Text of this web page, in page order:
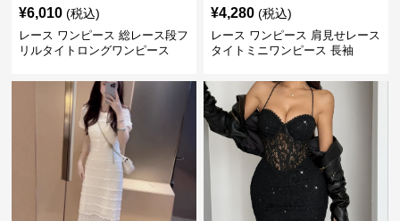
¥6,010 (税込)
レース ワンピース 総レース段フ
リルタイトロングワンピース
¥4,280 (税込)
レース ワンピース 肩見せレース
タイトミニワンピース 長袖